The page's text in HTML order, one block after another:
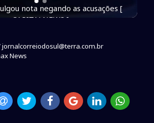
nota negando as acusações [
CAPITALNEWS ]
jornalcorreiodosul@terra.com.br
News